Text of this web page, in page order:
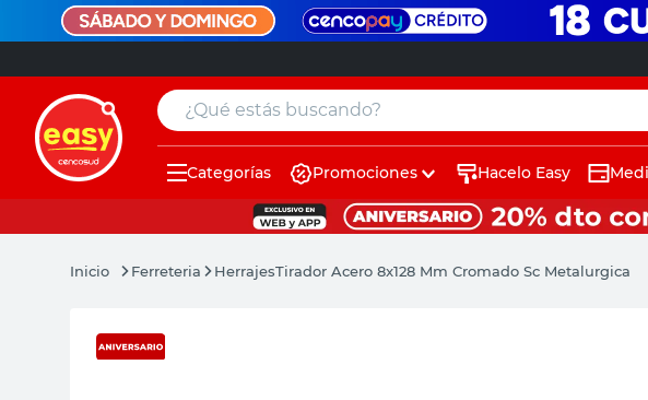
¿Qué estás buscando?
Categorías Promociones Hacelo Easy
Ferreteria HerrajesTirador Acero 8x128 Mm Cromado Sc Metalurgica
muebles